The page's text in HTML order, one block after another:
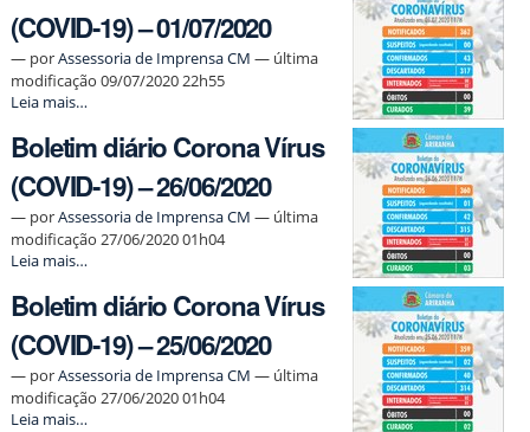
(COVID-
19)
–
02/07/2020
-
(COVID-19) – 01/07/2020
— porAssessoria de Imprensa CM — última
modificação 09/07/2020 22h55
Boletim
Corona
Vírus
(COVID-
19)
–
01/07/2020
-
Leia mais…
Boletim diário Corona Vírus
(COVID-19) – 26/06/2020
— porAssessoria de Imprensa CM — última
modificação 27/06/2020 01h04
Boletim
Corona
Vírus
(COVID-
19)
–
26/06/2020
-
Leia mais…
Boletim diário Corona Vírus
(COVID-19) – 25/06/2020
— porAssessoria de Imprensa CM — última
modificação 27/06/2020 01h04
Boletim
Leia mais…